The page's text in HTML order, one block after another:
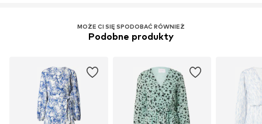
MOŻE CI SIĘ SPODOBAĆ RÓWNIEŻ
Podobne produkty